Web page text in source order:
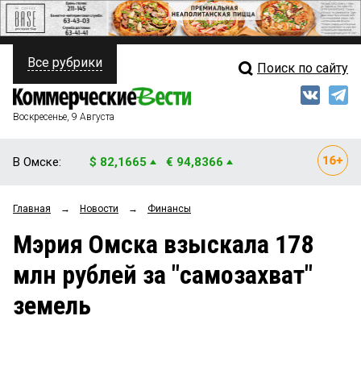
ПОЛИТИКА
ФИНАНСЫ
ОБЩЕСТВО
ЗАКОН
НОВОСТИ КОМПАНИЙ
Свежий выпуск
Рейтинги
Блоги
Все рубрики Поиск по сайту
Воскресенье, 9 Августа
В Омске: $ 82,1665 € 94,8366
Главная → Новости → Финансы
Мэрия Омска взыскала 178
млн рублей за "самозахват"
земель